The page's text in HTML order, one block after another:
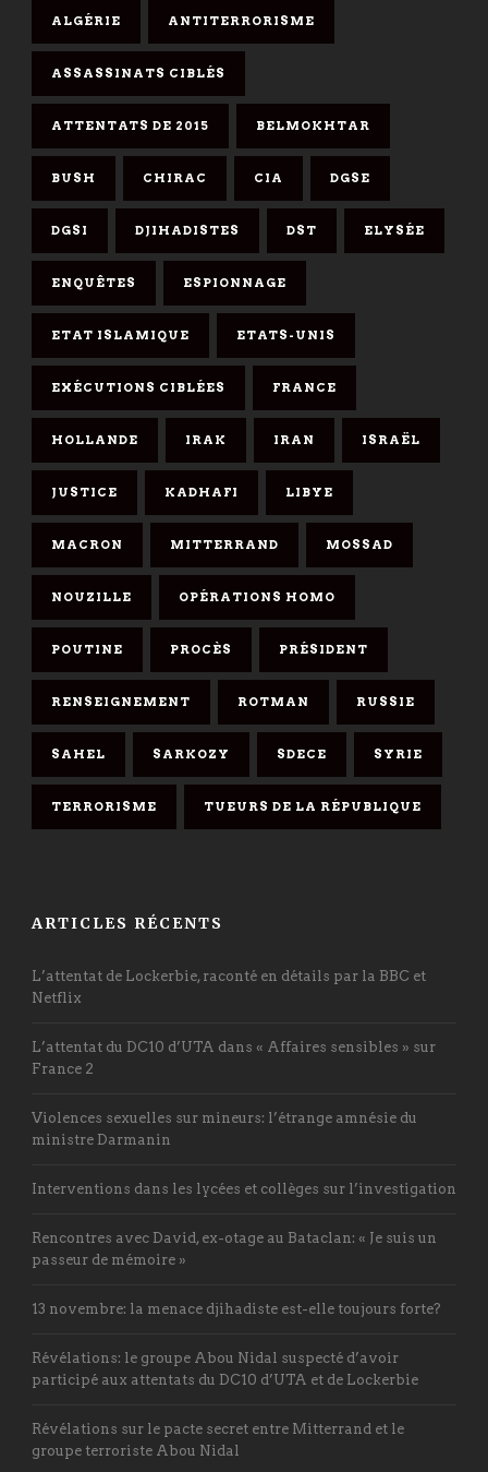
ALGÉRIE ANTITERRORISME
ASSASSINATS CIBLÉS
ATTENTATS DE 2015 BELMOKHTAR
BUSH CHIRAC CIA DGSE
DGSI DJIHADISTES DST ELYSÉE
ENQUÊTES ESPIONNAGE
ETAT ISLAMIQUE ETATS-UNIS
EXÉCUTIONS CIBLÉES FRANCE
HOLLANDE IRAK IRAN ISRAËL
JUSTICE KADHAFI LIBYE
MACRON MITTERRAND MOSSAD
NOUZILLE OPÉRATIONS HOMO
POUTINE PROCÈS PRÉSIDENT
RENSEIGNEMENT ROTMAN RUSSIE
SAHEL SARKOZY SDECE SYRIE
TERRORISME TUEURS DE LA RÉPUBLIQUE
ARTICLES RÉCENTS
L’attentat de Lockerbie, raconté en détails par la BBC et
Netflix
L’attentat du DC10 d’UTA dans « Affaires sensibles » sur
France 2
Violences sexuelles sur mineurs: l’étrange amnésie du
ministre Darmanin
Interventions dans les lycées et collèges sur l’investigation
Rencontres avec David, ex-otage au Bataclan: « Je suis un
passeur de mémoire »
13 novembre: la menace djihadiste est-elle toujours forte?
Révélations: le groupe Abou Nidal suspecté d’avoir
participé aux attentats du DC10 d’UTA et de Lockerbie
Révélations sur le pacte secret entre Mitterrand et le
groupe terroriste Abou Nidal